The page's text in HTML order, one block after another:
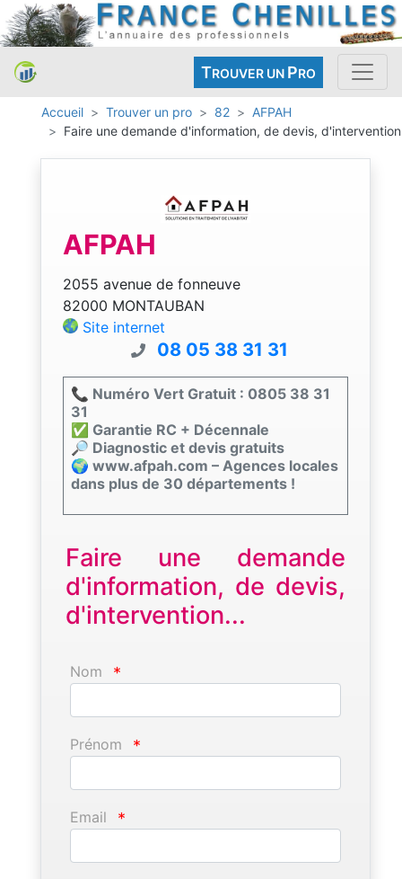
TROUVER UN PRO
Accueil Trouver un pro 82
AFPAH
Faire une demande d'information, de devis, d'intervention
AFPAH
2055 avenue de fonneuve
82000 MONTAUBAN
Site internet
08 05 38 31 31
📞 Numéro Vert Gratuit : 0805 38 31
31
✅ Garantie RC + Décennale
🔎 Diagnostic et devis gratuits
🌍 www.afpah.com – Agences locales
dans plus de 30 départements !
Faire une demande
d'information, de devis,
d'intervention...
Nom *
Prénom *
Email *